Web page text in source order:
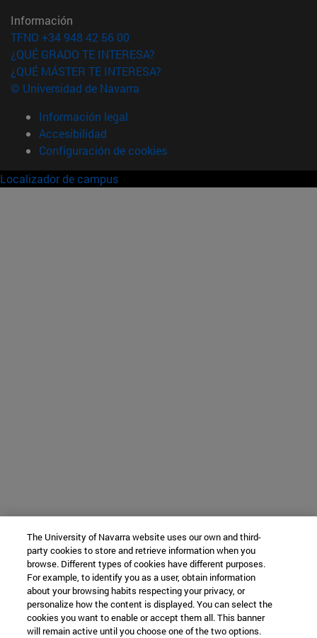
Información
TFNO +34 948 42 56 00
¿QUÉ GRADO TE INTERESA?
¿QUÉ MÁSTER TE INTERESA?
© Universidad de Navarra
Información legal
Accesibilidad
Configuración de cookies
Localizador de campus
The University of Navarra website uses our own and third-
party cookies to store and retrieve information when you
browse. Different types of cookies have different purposes.
For example, to identify you as a user, obtain information
about your browsing habits respecting your privacy, or
personalize how the content is displayed. You can select the
cookies you want to enable or accept them all. This banner
will remain active until you choose one of the two options.